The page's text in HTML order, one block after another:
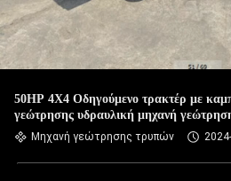
50HP 4X4 Οδηγούμενο τρακτέρ με
γεώτρησης υδραυλική μηχανή
μηχανή γεώτρησης
Μηχανή γεώτρησης τρυπών